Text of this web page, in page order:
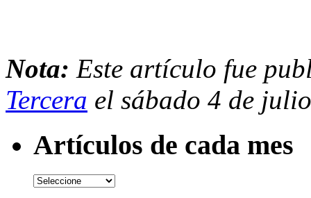
Nota: Este artículo fue
Tercera el sábado 4 de
Artículos de cada mes